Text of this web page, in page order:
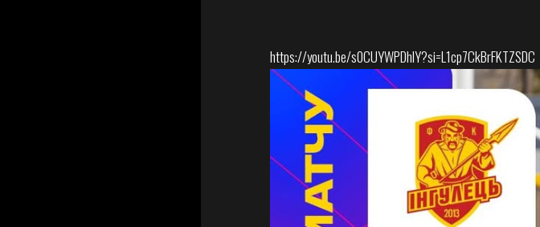
https://youtu.be/s0CUYWPDhlY?si=L1cp7CkBrFKTZSDC